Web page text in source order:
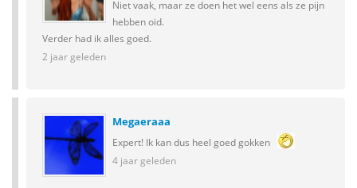
Niet vaak, maar ze doen het wel eens als ze pijn
hebben oid.
Verder had ik alles goed.
2 jaar geleden
Megaeraaa
Expert! Ik kan dus heel goed gokken
4 jaar geleden